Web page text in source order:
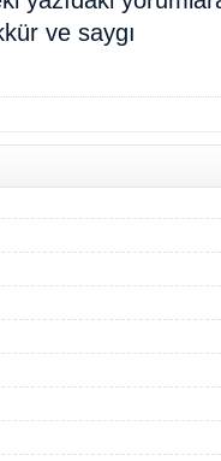
ve saygı